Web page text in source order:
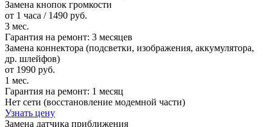
Замена кнопок громкости
от 1 часа / 1490 руб.
3 мес.
Гарантия на ремонт: 3 месяцев
Замена коннектора (подсветки, изображения, аккумулятора,
др. шлейфов)
от 1990 руб.
1 мес.
Гарантия на ремонт: 1 месяц
Нет сети (восстановление модемной части)
Узнать цену
Замена датчика приближения